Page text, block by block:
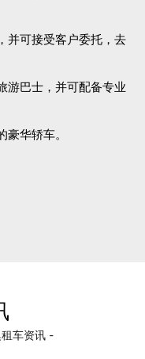
并可接受客户委托，去
游巴士，并可配备专业
华轿车。
车资讯 -